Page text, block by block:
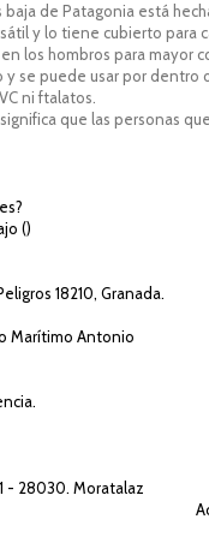
de Patagonia está
y lo tiene cubierto para
los hombros para mayor
se puede usar por dentro
ni ftalatos.
que las personas
()
18210, Granada.
Marítimo Antonio
- 28030. Moratalaz